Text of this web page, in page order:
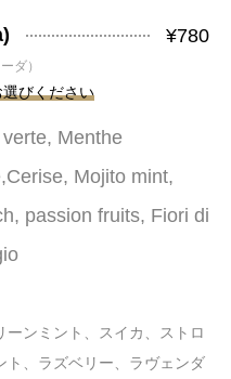
¥780
ダ）
びください
Menthe
Mojito mint,
passion fruits, Fiori di
ーンミント、スイカ、ストロ
ト、ラズベリー、ラヴェンダ